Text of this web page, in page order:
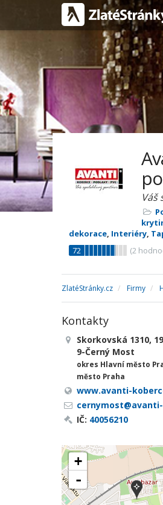
dekorace, Interiéry,
72
(2
ZlatéStránky.cz Firmy
Kontakty
Skorkovská 1310,
9-Černý Most
okres Hlavní město
město Praha
www.avanti-
IČ: 40056210
+
-